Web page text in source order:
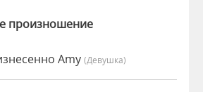
произношение
Amy (девушка)